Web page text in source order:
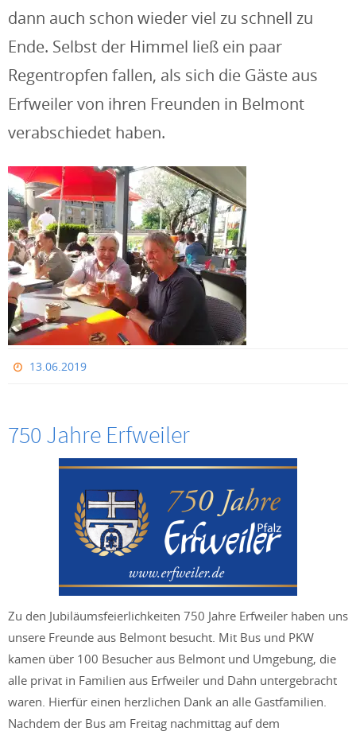
dann auch schon wieder viel zu schnell zu
Ende. Selbst der Himmel ließ ein paar
Regentropfen fallen, als sich die Gäste aus
Erfweiler von ihren Freunden in Belmont
verabschiedet haben.
13.06.2019
750 Jahre Erfweiler
Zu den Jubiläumsfeierlichkeiten 750 Jahre Erfweiler haben uns
unsere Freunde aus Belmont besucht. Mit Bus und PKW
kamen über 100 Besucher aus Belmont und Umgebung, die
alle privat in Familien aus Erfweiler und Dahn untergebracht
waren. Hierfür einen herzlichen Dank an alle Gastfamilien.
Nachdem der Bus am Freitag nachmittag auf dem